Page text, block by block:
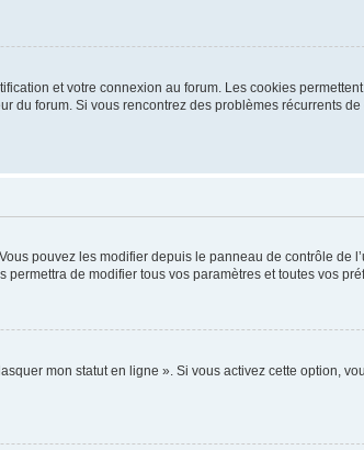
et votre connexion au forum. Les cookies
du forum. Si vous rencontrez des problèmes récurrents
pouvez les modifier depuis le panneau de contrôle de
de modifier tous vos paramètres et toutes vos
mon statut en ligne ». Si vous activez cette option,